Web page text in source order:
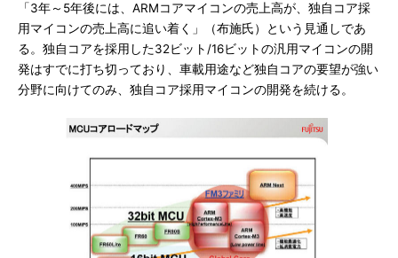
「3年～5年後には、ARMコアマイコンの売上高が、独自コア採
用マイコンの売上高に追い着く」（布施氏）という見通しであ
る。独自コアを採用した32ビット/16ビットの汎用マイコンの開
発はすでに打ち切っており、車載用途など独自コアの要望が強い
分野に向けてのみ、独自コア採用マイコンの開発を続ける。